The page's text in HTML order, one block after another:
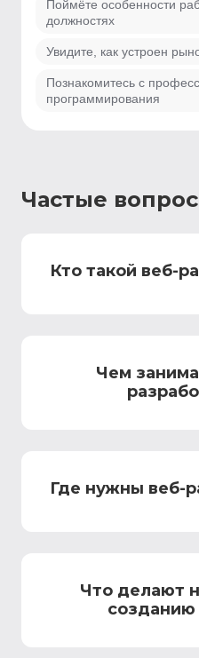
Поймёте особенности
должностях
Увидите, как устроен
Познакомитесь с
программирования
Частые
Кто такой веб-
Чем
Где нужны веб-
Что делают
созданию